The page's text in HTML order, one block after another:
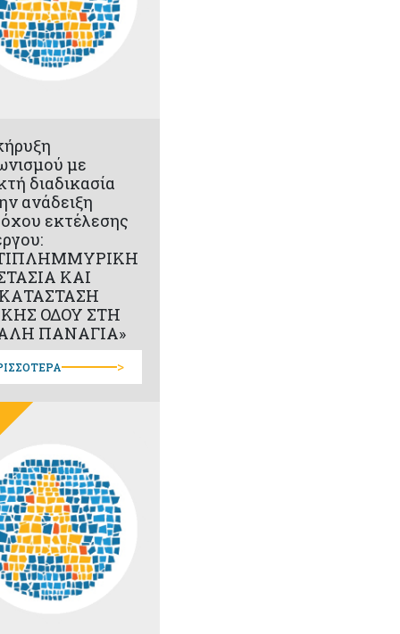
με
διαδικασία
ανάδειξη
εκτέλεσης
ΚΑΙ
ΟΔΟΥ ΣΤΗ
ΠΑΝΑΓΙΑ»
>